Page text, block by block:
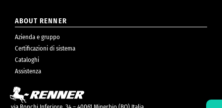
ABOUT RENNER
Azienda e gruppo
Certificazioni di sistema
Cataloghi
Assistenza